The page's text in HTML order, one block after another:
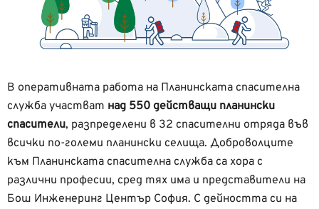
В оперативната работа на Планинската спасителна
служба участват над 550 действащи планински
спасители, разпределени в 32 спасителни отряда във
всички по-големи планински селища. Доброволците
към Планинската спасителна служба са хора с
различни професии, сред тях има и представители на
Бош Инженеринг Център София. С дейността си на